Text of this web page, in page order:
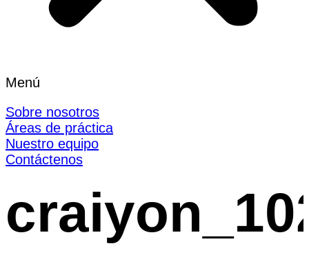
Menú
Sobre nosotros
Áreas de práctica
Nuestro equipo
Contáctenos